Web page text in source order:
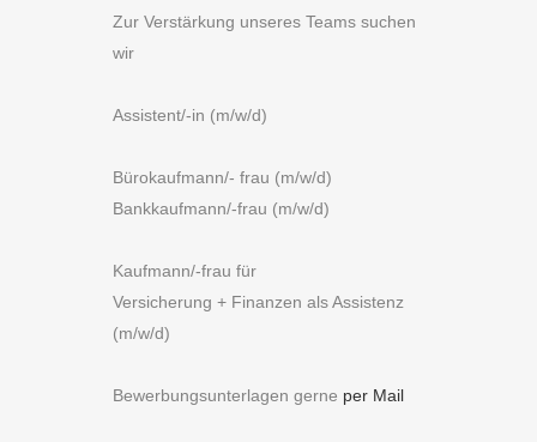
Zur Verstärkung unseres Teams suchen
wir
Assistent/-in (m/w/d)
Bürokaufmann/- frau (m/w/d)
Bankkaufmann/-frau (m/w/d)
Kaufmann/-frau für
Versicherung + Finanzen als Assistenz
(m/w/d)
Bewerbungsunterlagen gerne per Mail